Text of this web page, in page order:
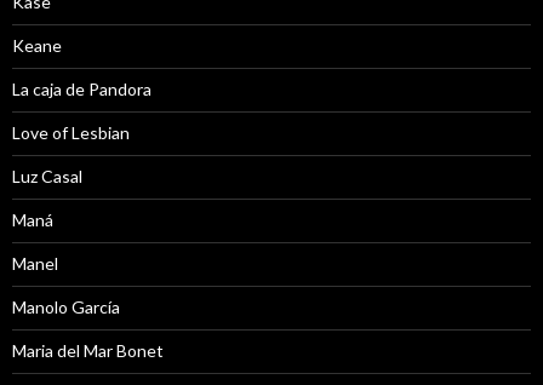
Keane
La caja de Pandora
Love of Lesbian
Luz Casal
Maná
Manel
Manolo García
Maria del Mar Bonet